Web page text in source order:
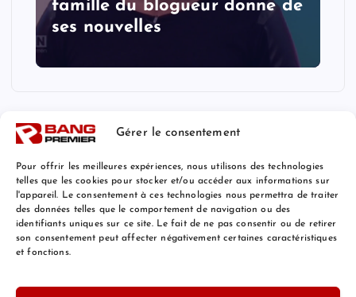
Gérer le consentement
Pour offrir les meilleures expériences, nous utilisons des technologies
telles que les cookies pour stocker et/ou accéder aux informations sur
l'appareil. Le consentement à ces technologies nous permettra de traiter
des données telles que le comportement de navigation ou des
identifiants uniques sur ce site. Le fait de ne pas consentir ou de retirer
son consentement peut affecter négativement certaines caractéristiques
et fonctions.
famille du blogueur donne de
ses nouvelles
Mentions Légales